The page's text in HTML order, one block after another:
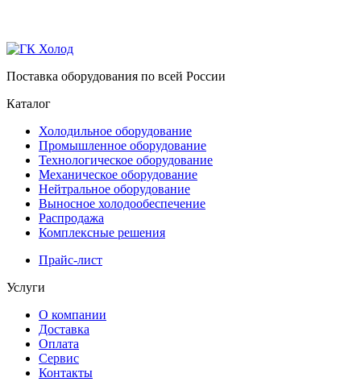
Поставка оборудования по всей России
Каталог
Холодильное оборудование
Промышленное оборудование
Технологическое оборудование
Механическое оборудование
Нейтральное оборудование
Выносное холодообеспечение
Распродажа
Комплексные решения
Прайс-лист
Услуги
О компании
Доставка
Оплата
Сервис
Контакты